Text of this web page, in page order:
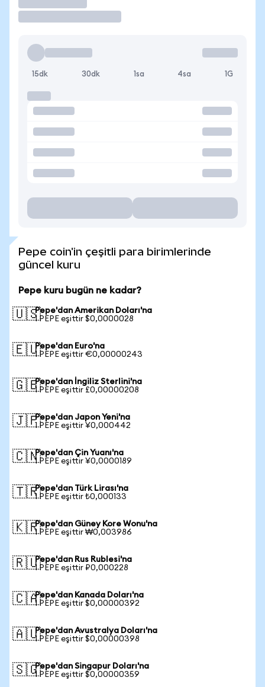
15dk 30dk 1sa 4sa 1G
Pepe coin'in çeşitli para birimlerinde
güncel kuru
Pepe kuru bugün ne kadar?
🇺🇸Pepe'dan Amerikan Doları'na
1 PEPE eşittir $0,0000028
🇪🇺Pepe'dan Euro'na
1 PEPE eşittir €0,00000243
🇬🇧Pepe'dan İngiliz Sterlini'na
1 PEPE eşittir £0,00000208
🇯🇵Pepe'dan Japon Yeni'na
1 PEPE eşittir ¥0,000442
🇨🇳Pepe'dan Çin Yuanı'na
1 PEPE eşittir ¥0,0000189
🇹🇷Pepe'dan Türk Lirası'na
1 PEPE eşittir ₺0,000133
🇰🇷Pepe'dan Güney Kore Wonu'na
1 PEPE eşittir ₩0,003986
🇷🇺Pepe'dan Rus Rublesi'na
1 PEPE eşittir ₽0,000228
🇨🇦Pepe'dan Kanada Doları'na
1 PEPE eşittir $0,00000392
🇦🇺Pepe'dan Avustralya Doları'na
1 PEPE eşittir $0,00000398
🇸🇬Pepe'dan Singapur Doları'na
1 PEPE eşittir $0,00000359